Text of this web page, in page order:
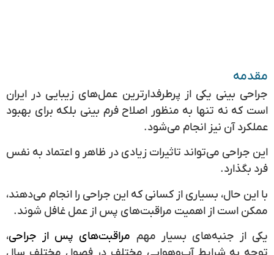
مقدمه
جراحی بینی یکی از پرطرفدارترین عمل‌های زیبایی در ایران
است که نه تنها به منظور اصلاح فرم بینی بلکه برای بهبود
عملکرد آن نیز انجام می‌شود.
این جراحی می‌تواند تاثیرات زیادی در ظاهر و اعتماد به نفس
فرد بگذارد.
با این حال، بسیاری از کسانی که این جراحی را انجام می‌دهند،
ممکن است از اهمیت مراقبت‌های پس از عمل غافل شوند.
یکی از جنبه‌های بسیار مهم مراقبت‌های پس از جراحی،